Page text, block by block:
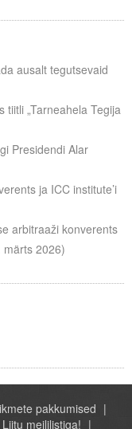
ausalt tegutsevaid
tiitli „Tarneahela Tegija
Presidendi Alar
ja ICC institute’i
arbitraaži konverents
märts 2026)
pakkumised
Liitu meililistiga!